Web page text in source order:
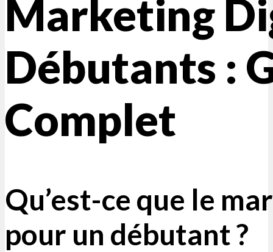
Marketing
Débutants :
Complet
Qu’est-ce que le
pour un débutant ?